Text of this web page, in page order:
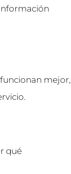
mejor,
qué